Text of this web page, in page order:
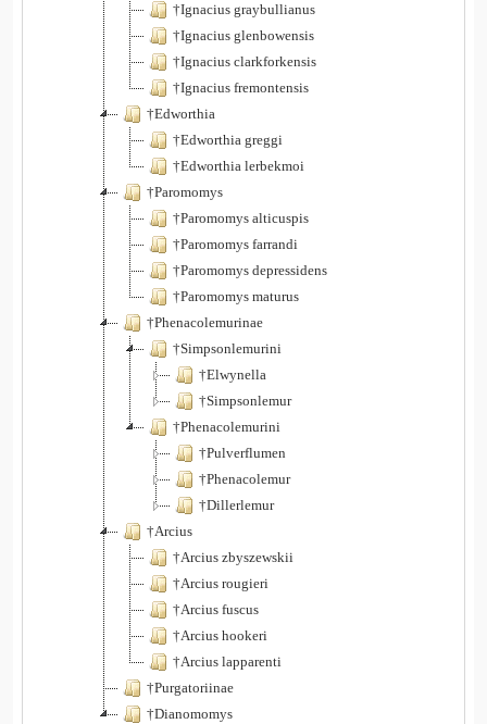
†Ignacius graybullianus
†Ignacius glenbowensis
†Ignacius clarkforkensis
†Ignacius fremontensis
†Edworthia
†Edworthia greggi
†Edworthia lerbekmoi
†Paromomys
†Paromomys alticuspis
†Paromomys farrandi
†Paromomys depressidens
†Paromomys maturus
†Phenacolemurinae
†Simpsonlemurini
†Elwynella
†Simpsonlemur
†Phenacolemurini
†Pulverflumen
†Phenacolemur
†Dillerlemur
†Arcius
†Arcius zbyszewskii
†Arcius rougieri
†Arcius fuscus
†Arcius hookeri
†Arcius lapparenti
†Purgatoriinae
†Dianomomys